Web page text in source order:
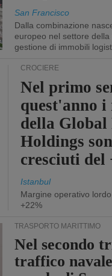
San Francisco
Dalla combinazione
europeo nel settore della
gestione di immobili
CROCIERE
Nel primo
quest'anno
della Global
Holdings
cresciuti del
Istanbul
Margine operativo
+22%
TRASPORTO MARITTIMO
Nel secondo
traffico